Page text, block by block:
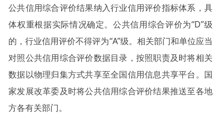
公共信用综合评价结果纳入行业信用评价指标体系，具
体权重根据实际情况确定。公共信用综合评价为“D”级
的，行业信用评价不得评为“A”级。相关部门和单位应当
对照公共信用综合评价数据目录，按照职责及时将相关
数据以物理归集方式共享至全国信用信息共享平台。国
家发展改革委及时将公共信用综合评价结果推送至各地
方各有关部门。